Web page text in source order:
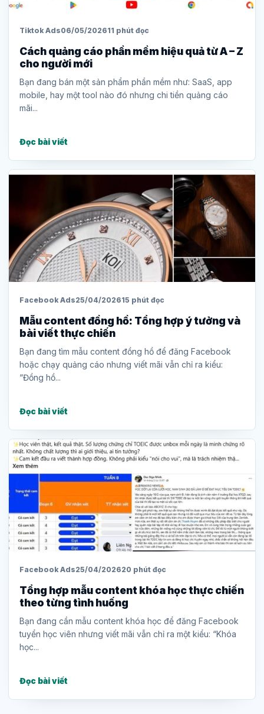
Tiktok Ads06/05/202611 phút đọc
Cách quảng cáo phần mềm hiệu quả từ A – Z
cho người mới
Bạn đang bán một sản phẩm phần mềm như: SaaS, app
mobile, hay một tool nào đó nhưng chi tiền quảng cáo
mãi...
Đọc bài viết
Facebook Ads25/04/202615 phút đọc
Mẫu content đồng hồ: Tổng hợp ý tưởng và
bài viết thực chiến
Bạn đang tìm mẫu content đồng hồ để đăng Facebook
hoặc chạy quảng cáo nhưng viết mãi vẫn chỉ ra kiểu:
“Đồng hồ...
Đọc bài viết
Facebook Ads25/04/202620 phút đọc
Tổng hợp mẫu content khóa học thực chiến
theo từng tình huống
Bạn đang cần mẫu content khóa học để đăng Facebook
tuyển học viên nhưng viết mãi vẫn chỉ ra một kiểu: “Khóa
học...
Đọc bài viết